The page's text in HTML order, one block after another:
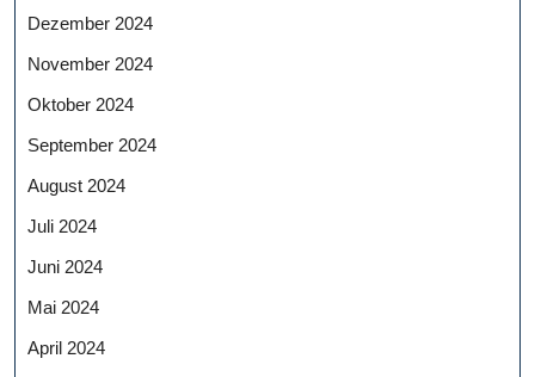
Dezember 2024
November 2024
Oktober 2024
September 2024
August 2024
Juli 2024
Juni 2024
Mai 2024
April 2024